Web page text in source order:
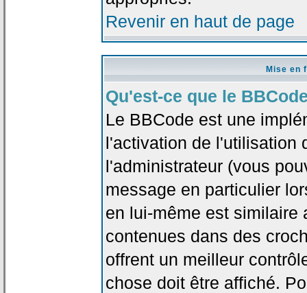
Revenir en haut de page
Mise en
Qu'est-ce que le
Le BBCode est une
l'activation de l'utilisation
l'administrateur (vous
message en particulier
en lui-même est similaire
contenues dans des
offrent un meilleur
chose doit être affiché.